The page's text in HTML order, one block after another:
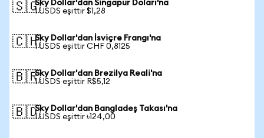
🇸🇬Sky Dollar'dan Singapur Doları'na
1 USDS eşittir $1,28
🇨🇭Sky Dollar'dan İsviçre Frangı'na
1 USDS eşittir CHF 0,8125
🇧🇷Sky Dollar'dan Brezilya Reali'na
1 USDS eşittir R$5,12
🇧🇩Sky Dollar'dan Bangladeş Takası'na
1 USDS eşittir ৳124,00